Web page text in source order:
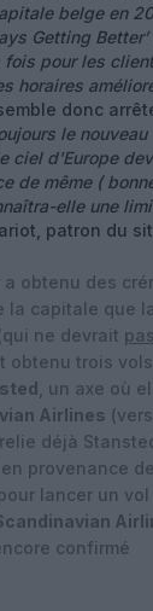
belge en
Getting Better’
fois pour les
horaires
donc
le nouveau
ciel d'Europe
de même (
elle une
patron du
obtenu des
la capitale que
ne devrait pas
obtenu trois vols
, un axe où
Airlines (vers
déjà
provenance de
lancer un vol
confirmé